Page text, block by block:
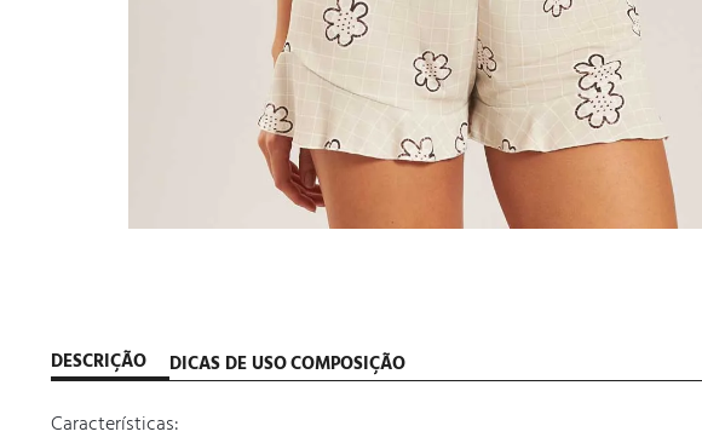
DESCRIÇÃO DICAS DE USOCOMPOSIÇÃO
Características: